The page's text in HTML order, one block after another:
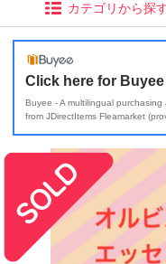
カテゴリから探
Click here for Buyee
Buyee - A multilingual
from JDirectItems Fleamarket